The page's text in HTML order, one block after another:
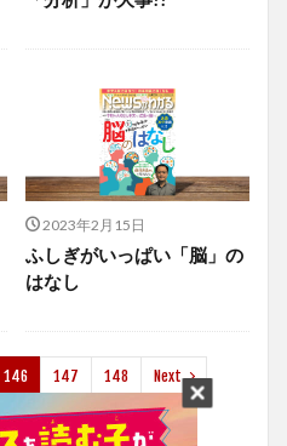
2023年2月15日
ふしぎがいっぱい「脳」の
はなし
146 147 148 Next